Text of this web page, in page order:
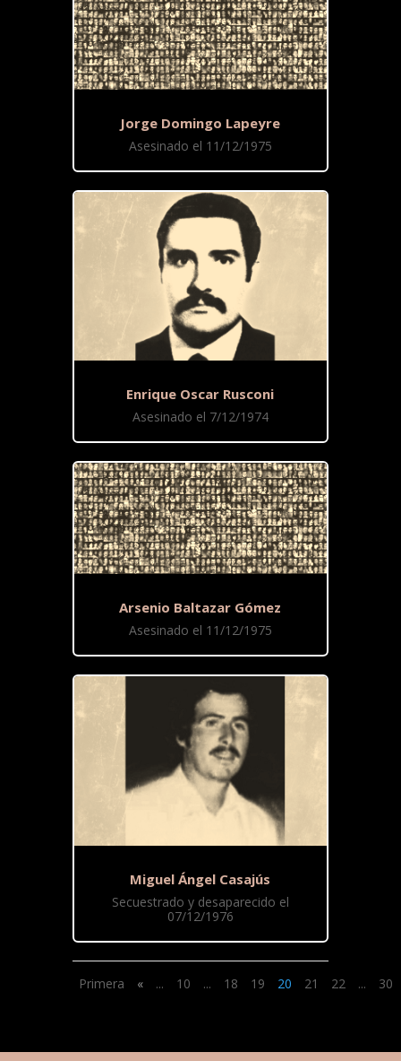
Jorge Domingo Lapeyre
Asesinado el 11/12/1975
Enrique Oscar Rusconi
Asesinado el 7/12/1974
Arsenio Baltazar Gómez
Asesinado el 11/12/1975
Miguel Ángel Casajús
Secuestrado y desaparecido el
07/12/1976
Primera « ... 10 ... 18 19 20 21 22 ... 30